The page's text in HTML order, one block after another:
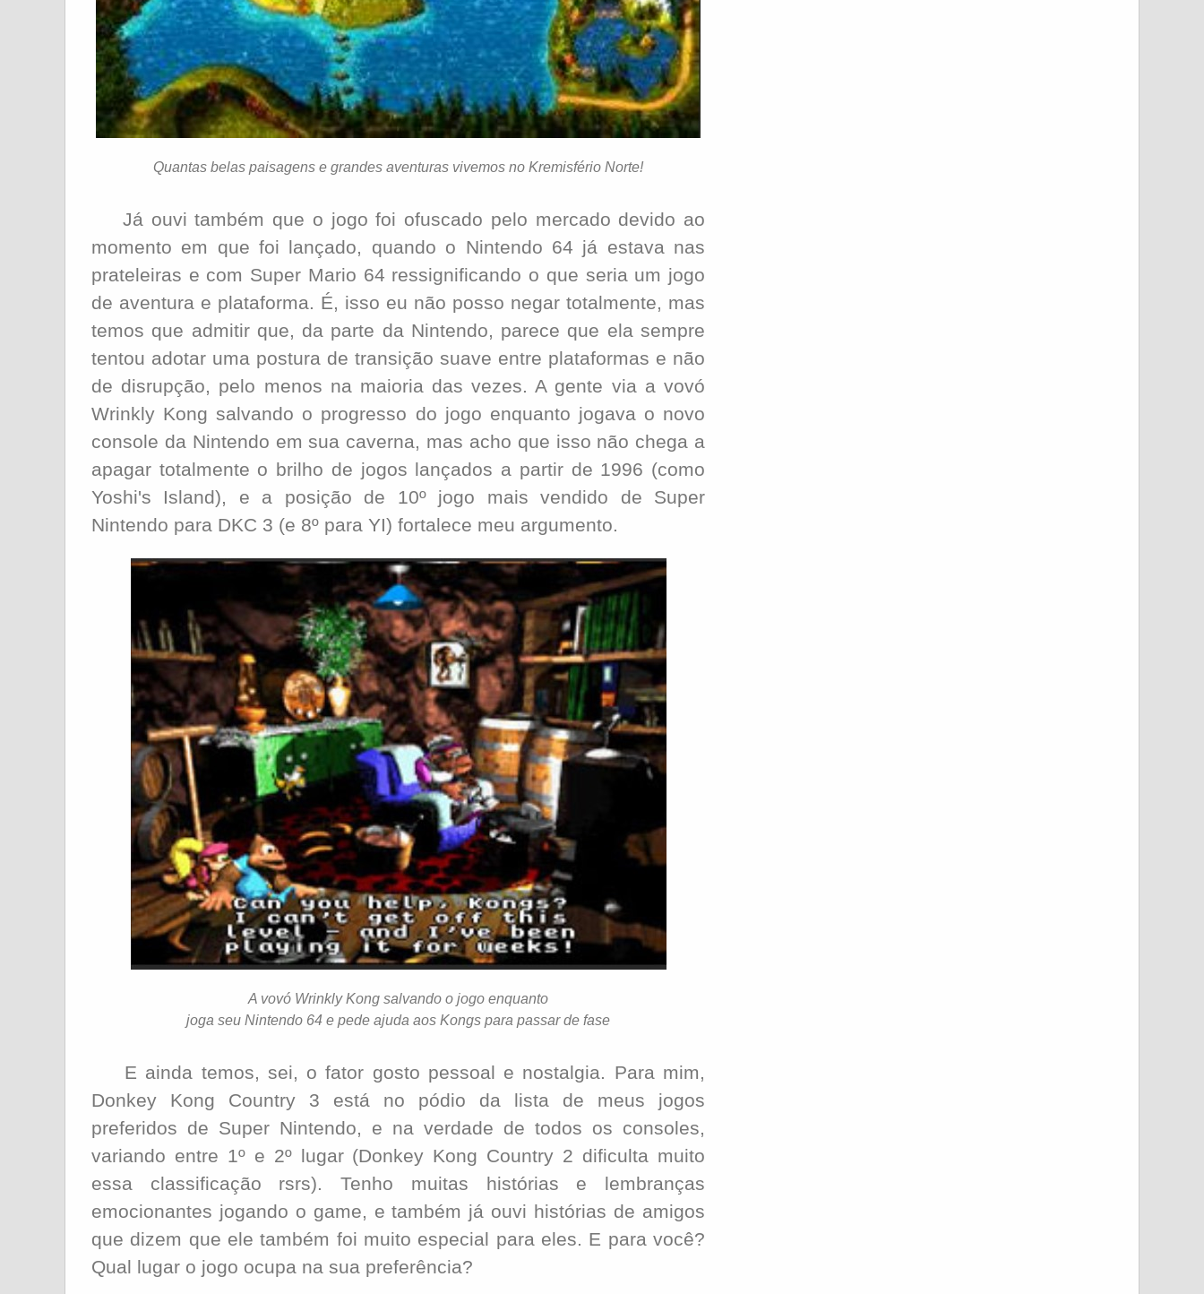
Quantas belas paisagens e grandes aventuras vivemos no Kremisfério Norte!
Já ouvi também que o jogo foi ofuscado pelo mercado devido ao
momento em que foi lançado, quando o Nintendo 64 já estava nas
prateleiras e com Super Mario 64 ressignificando o que seria um jogo
de aventura e plataforma. É, isso eu não posso negar totalmente, mas
temos que admitir que, da parte da Nintendo, parece que ela sempre
tentou adotar uma postura de transição suave entre plataformas e não
de disrupção, pelo menos na maioria das vezes. A gente via a vovó
Wrinkly Kong salvando o progresso do jogo enquanto jogava o novo
console da Nintendo em sua caverna, mas acho que isso não chega a
apagar totalmente o brilho de jogos lançados a partir de 1996 (como
Yoshi's Island), e a posição de 10º jogo mais vendido de Super
Nintendo para DKC 3 (e 8º para YI) fortalece meu argumento.
A vovó Wrinkly Kong salvando o jogo enquanto
joga seu Nintendo 64 e pede ajuda aos Kongs para passar de fase
E ainda temos, sei, o fator gosto pessoal e nostalgia. Para mim,
Donkey Kong Country 3 está no pódio da lista de meus jogos
preferidos de Super Nintendo, e na verdade de todos os consoles,
variando entre 1º e 2º lugar (Donkey Kong Country 2 dificulta muito
essa classificação rsrs). Tenho muitas histórias e lembranças
emocionantes jogando o game, e também já ouvi histórias de amigos
que dizem que ele também foi muito especial para eles. E para você?
Qual lugar o jogo ocupa na sua preferência?